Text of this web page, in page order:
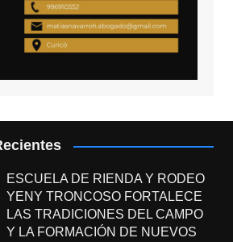
ESCUELA DE RIENDA Y RODEO
YENY TRONCOSO FORTALECE
LAS TRADICIONES DEL CAMPO
Y LA FORMACIÓN DE NUEVOS